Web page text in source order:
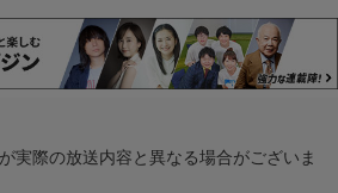
実際の放送内容と異なる場合がございま